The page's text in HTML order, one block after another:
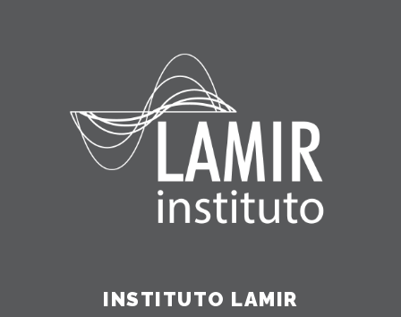
INSTITUTO LAMIR